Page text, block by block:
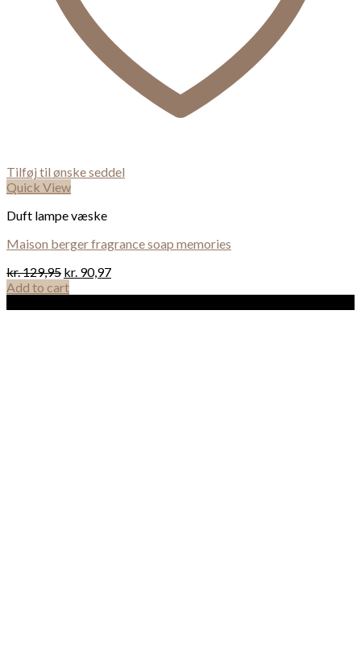
Tilføj til ønske seddel
Quick View
Duft lampe væske
Maison berger fragrance soap memories
kr.129,95 kr. 90,97
Add to cart